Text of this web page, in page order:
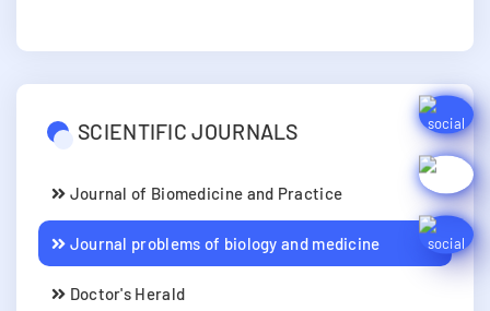
SCIENTIFIC JOURNALS
Journal of Biomedicine and Practice
Journal problems of biology and medicine
Doctor's Herald